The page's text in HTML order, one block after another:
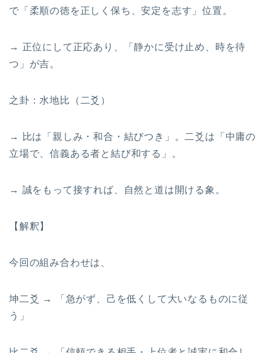
で「柔順の徳を正しく保ち、安定を志す」位置。
→ 正位にして正応あり、「静かに受け止め、時を待
つ」が吉。
之卦：水地比（二爻）
→ 比は「親しみ・和合・結びつき」。二爻は「中庸の
立場で、信義ある者と結び和する」。
→ 誠をもって接すれば、自然と道は開ける象。
【解釈】
今回の組み合わせは、
坤二爻 → 「急がず、己を低くして大いなるものに従
う」